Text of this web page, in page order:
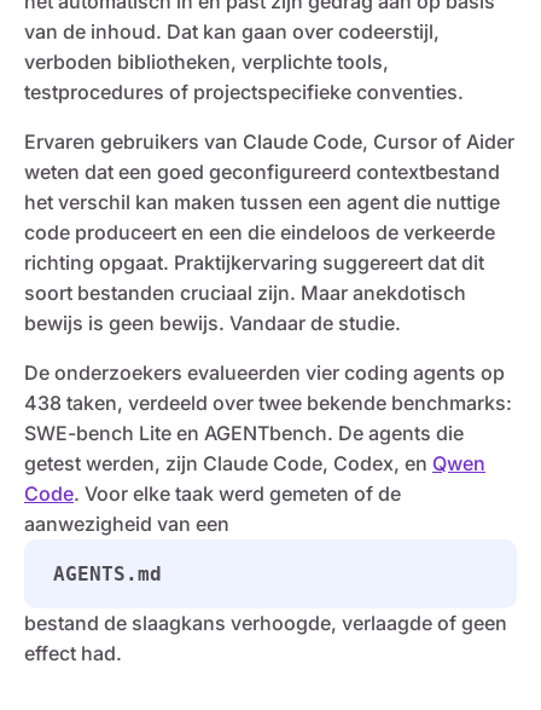
van de inhoud. Dat kan gaan over codeerstijl,
verboden bibliotheken, verplichte tools,
testprocedures of projectspecifieke conventies.
Ervaren gebruikers van Claude Code, Cursor of Aider
weten dat een goed geconfigureerd contextbestand
het verschil kan maken tussen een agent die nuttige
code produceert en een die eindeloos de verkeerde
richting opgaat. Praktijkervaring suggereert dat dit
soort bestanden cruciaal zijn. Maar anekdotisch
bewijs is geen bewijs. Vandaar de studie.
De onderzoekers evalueerden vier coding agents op
438 taken, verdeeld over twee bekende benchmarks:
SWE-bench Lite en AGENTbench. De agents die
getest werden, zijn Claude Code, Codex, en Qwen
Code. Voor elke taak werd gemeten of de
aanwezigheid van een
AGENTS.md
bestand de slaagkans verhoogde, verlaagde of geen
effect had.